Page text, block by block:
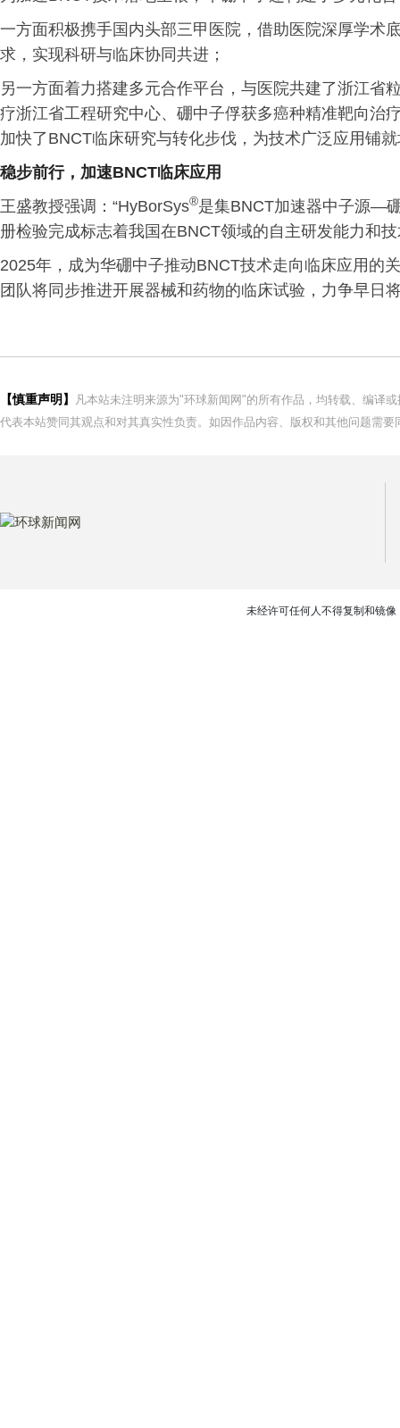
一方面积极携手国内头部三甲医院，借助医院深厚学术
求，实现科研与临床协同共进；
另一方面着力搭建多元合作平台，与医院共建了浙江省
疗浙江省工程研究中心、硼中子俘获多癌种精准靶向治
加快了BNCT临床研究与转化步伐，为技术广泛应用铺
稳步前行，加速BNCT临床应用
王盛教授强调：“HyBorSys®是集BNCT加速器中子源—
册检验完成标志着我国在BNCT领域的自主研发能力和
2025年，成为华硼中子推动BNCT技术走向临床应用的
团队将同步推进开展器械和药物的临床试验，力争早日
【慎重声明】
凡本站未注明来源为"环球新闻网"的所有作品，均转载、编译
代表本站赞同其观点和对其真实性负责。如因作品内容、版权和其他问题需
未经许可任何人不得复制和镜